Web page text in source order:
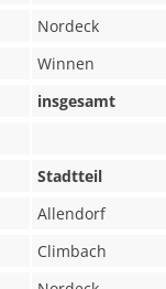
Nordeck
Winnen
insgesamt
Stadtteil
Allendorf
Climbach